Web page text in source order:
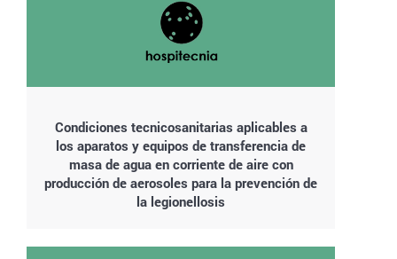
Condiciones tecnicosanitarias aplicables a
los aparatos y equipos de transferencia de
masa de agua en corriente de aire con
producción de aerosoles para la prevención de
la legionellosis